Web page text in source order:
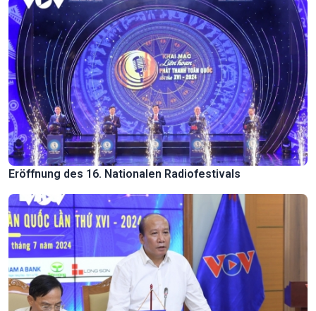
Eröffnung des 16. Nationalen Radiofestivals